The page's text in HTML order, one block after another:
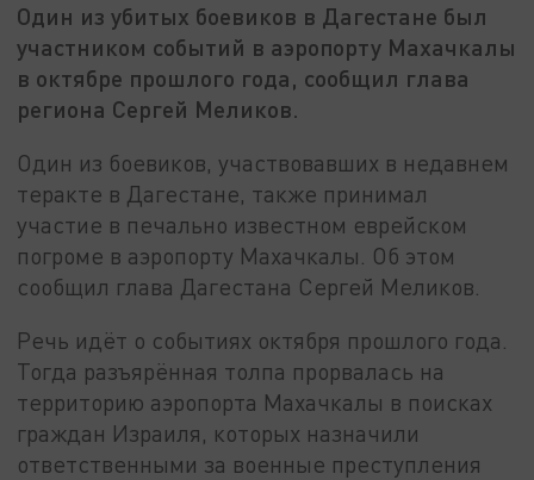
Один из убитых боевиков в Дагестане был
участником событий в аэропорту Махачкалы
в октябре прошлого года, сообщил глава
региона Сергей Меликов.
Один из боевиков, участвовавших в недавнем
теракте в Дагестане, также принимал
участие в печально известном еврейском
погроме в аэропорту Махачкалы. Об этом
сообщил глава Дагестана Сергей Меликов.
Речь идёт о событиях октября прошлого года.
Тогда разъярённая толпа прорвалась на
территорию аэропорта Махачкалы в поисках
граждан Израиля, которых назначили
ответственными за военные преступления